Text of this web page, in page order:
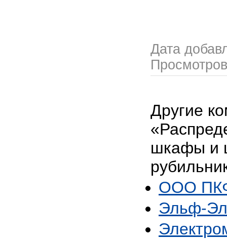
Дата
Другие
шкафы и
ООО
Эльф-